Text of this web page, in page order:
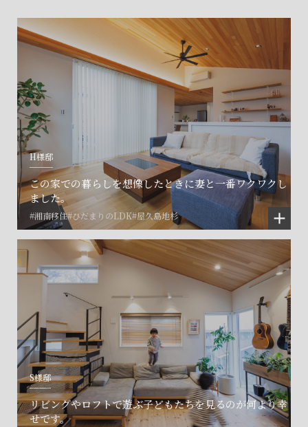
H様邸
この家での暮らしを想像したときに妻と一番ワクワクし
ました。
#湘南移住#ひだまりのLDK#屋久島地杉
S様邸
リビングやロフトで遊ぶ子どもたちを見るのが何より幸
せです。
土地の活用・賃貸経営に関する
ご相談はこちら
関連施設一覧
©SET inc.